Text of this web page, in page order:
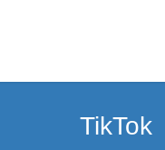
TikTok